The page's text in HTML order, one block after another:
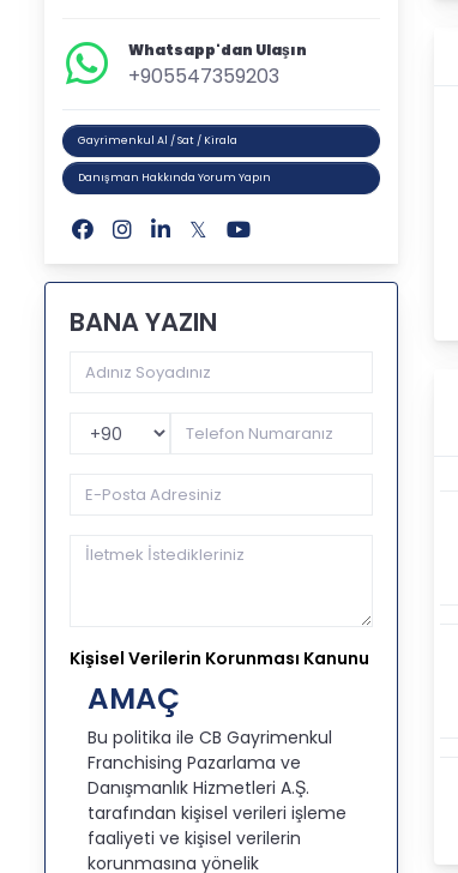
Whatsapp'dan Ulaşın
+905547359203
Gayrimenkul Al / Sat / Kirala
Danışman Hakkında Yorum Yapın
BANA YAZIN
Telefon Kodu
Kişisel Verilerin Korunması Kanunu
AMAÇ
Bu politika ile CB Gayrimenkul
Franchising Pazarlama ve
Danışmanlık Hizmetleri A.Ş.
tarafından kişisel verileri işleme
faaliyeti ve kişisel verilerin
korunmasına yönelik